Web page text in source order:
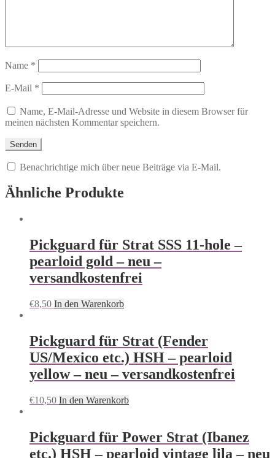
Name *
E-Mail *
Name, E-Mail-Adresse und Website in diesem Browser für
meinen nächsten Kommentar speichern.
Benachrichtige mich über neue Beiträge via E-Mail.
Ähnliche Produkte
Pickguard für Strat SSS 11-hole –
pearloid gold – neu –
versandkostenfrei
€8,50 In den Warenkorb
Pickguard für Strat (Fender
US/Mexico etc.) HSH – pearloid
yellow – neu – versandkostenfrei
€10,50 In den Warenkorb
Pickguard für Power Strat (Ibanez
etc.) HSH – pearloid vintage lila – neu